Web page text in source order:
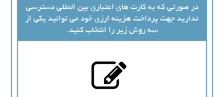
در صورتی که به کارت های اعتباری بین المللی دسترسی
ندارید جهت پرداخت هزینه ارزی خود می توانید یکی از
سه روش زیر را انتخاب کنید.